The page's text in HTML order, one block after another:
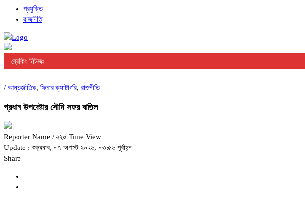
প্রযুক্তি
রাজনীতি
ব্রেকিং নিউজঃ
/ আন্তর্জাতিক, ফিচার ক্যাটাগরি, রাজনীতি
প্রধান উপদেষ্টার সৌদি সফর বাতিল
Reporter Name / ২২০ Time View
Update : শুক্রবার, ০৭ অগাস্ট ২০২৬, ০৩:৫৬ পূর্বাহ্ন
Share